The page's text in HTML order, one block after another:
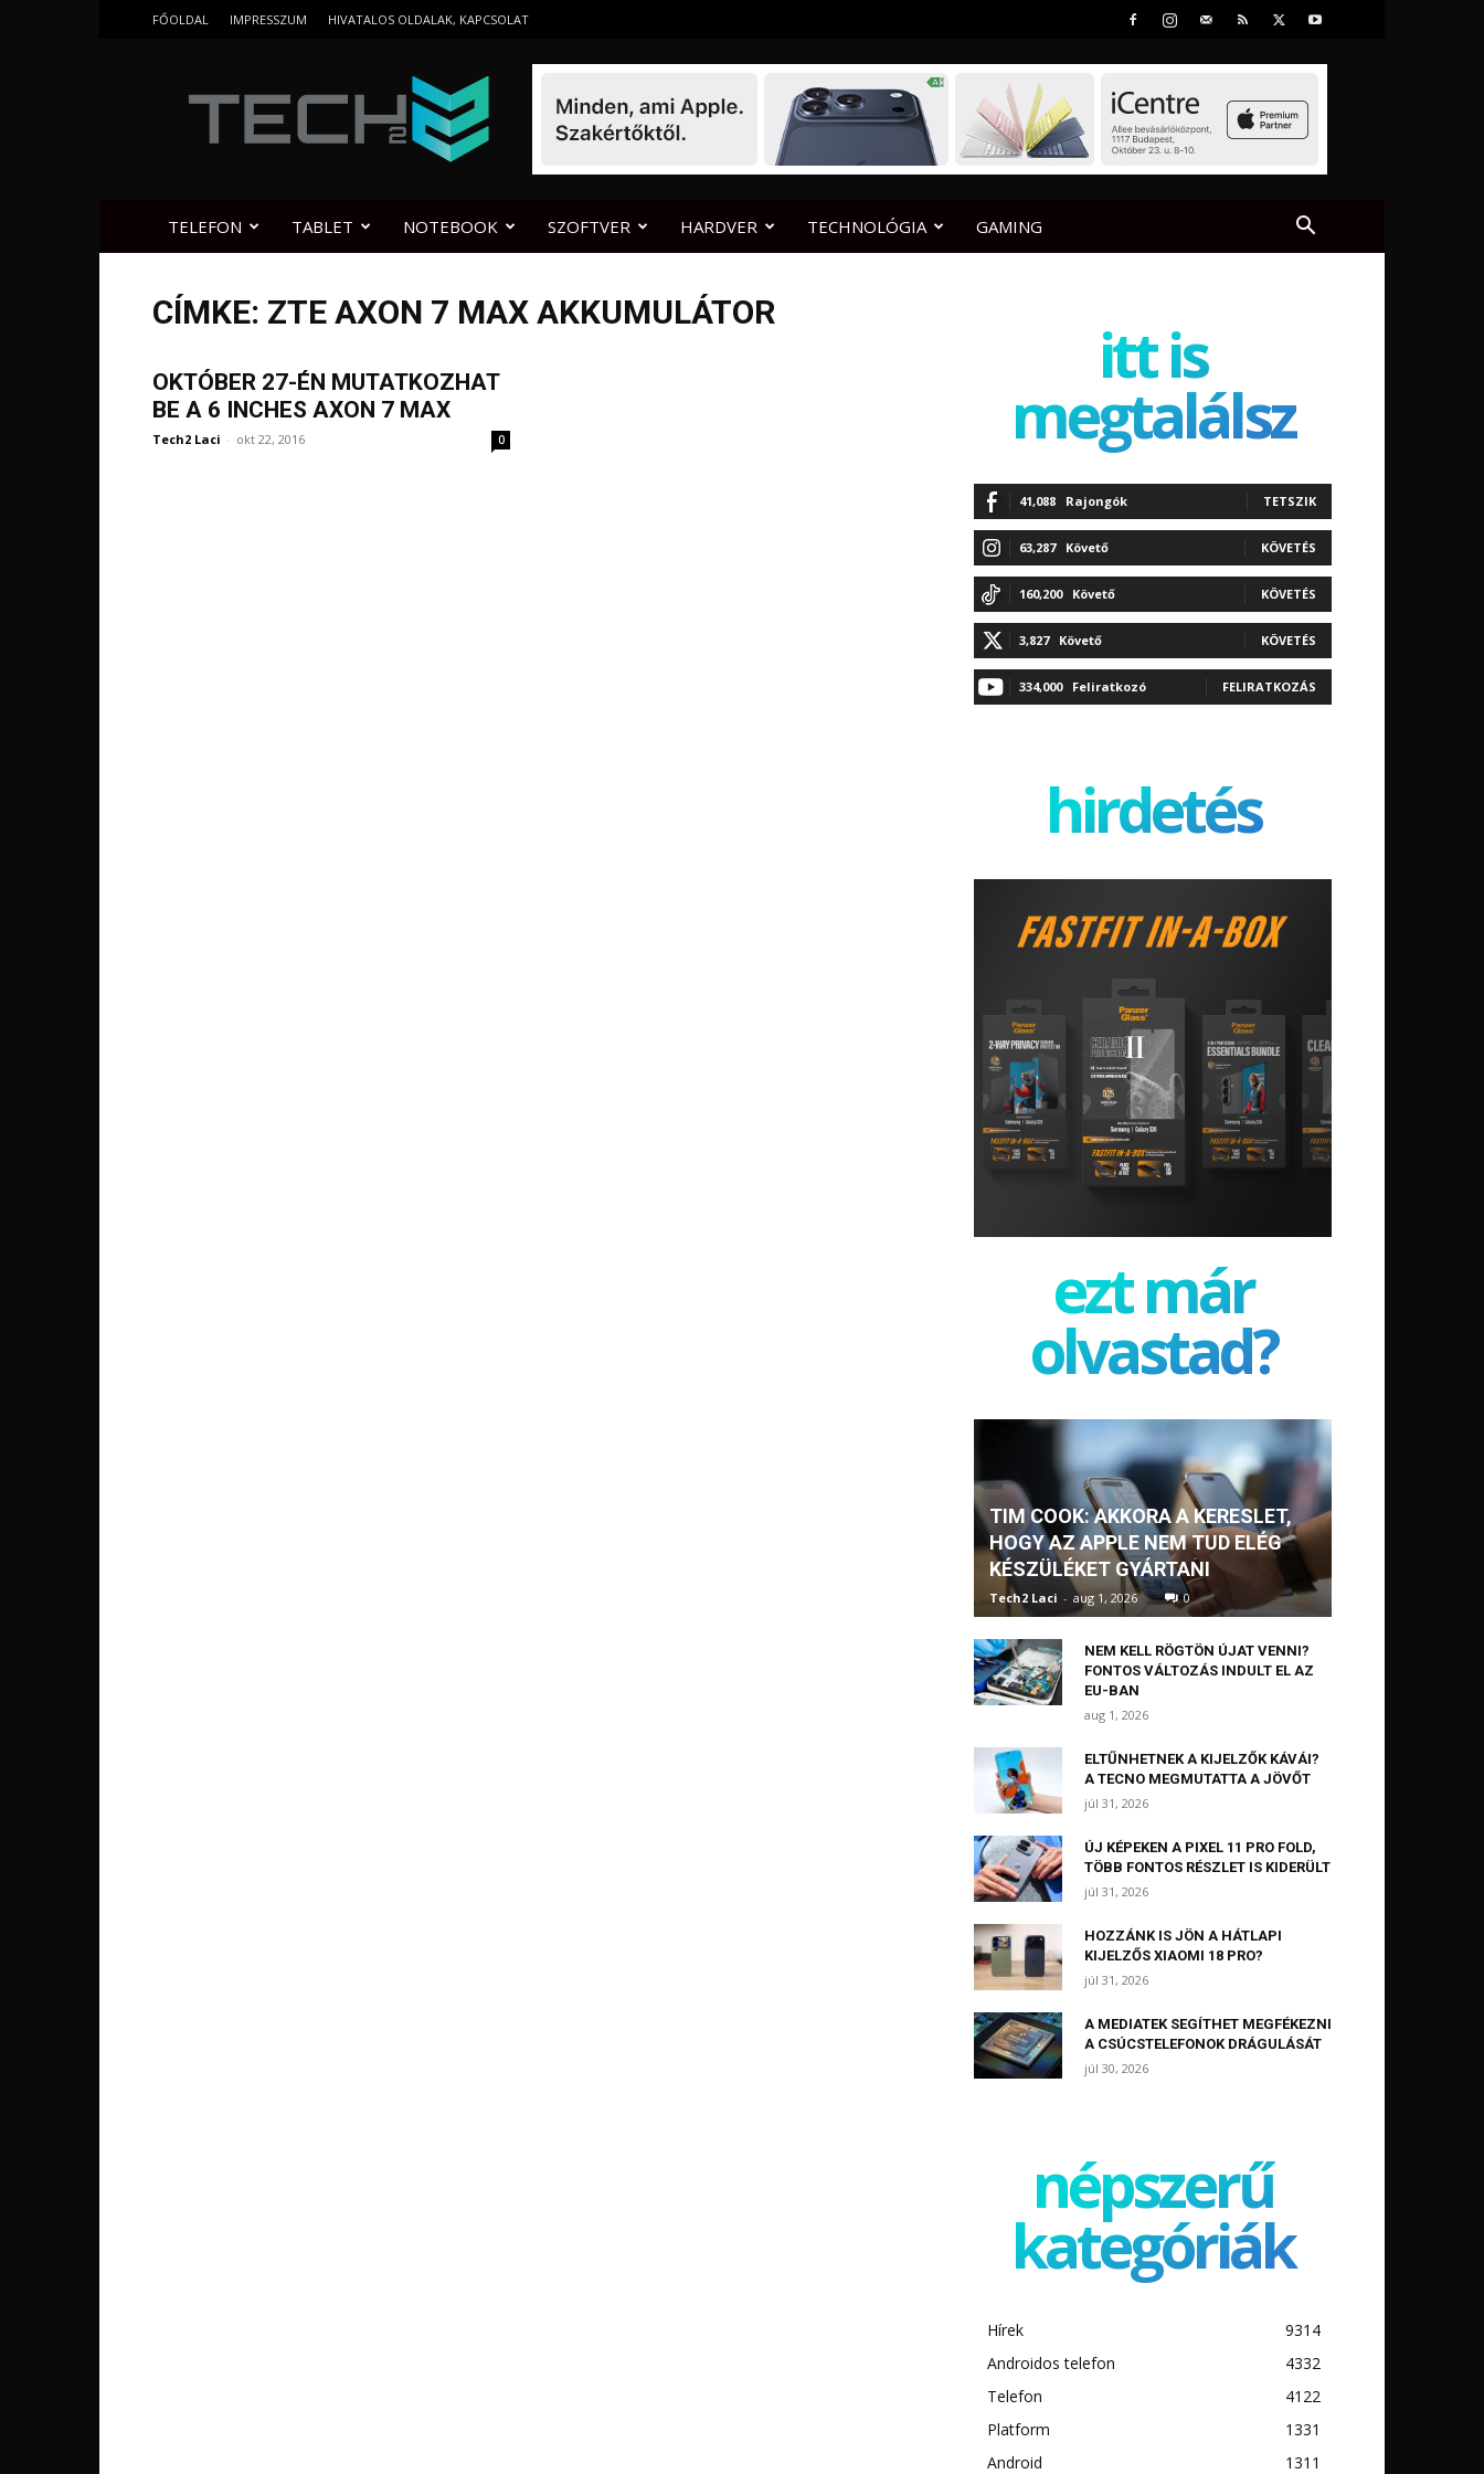
FŐOLDAL IMPRESSZUM HIVATALOS OLDALAK, KAPCSOLAT
TELEFON TABLET NOTEBOOK SZOFTVER HARDVER TECHNOLÓGIA GAMING
CÍMKE: ZTE AXON 7 MAX AKKUMULÁTOR
OKTÓBER 27-ÉN MUTATKOZHAT
BE A 6 INCHES AXON 7 MAX
Tech2 Laci - okt 22, 2016 0
itt is
megtalálsz
41,088 Rajongók TETSZIK
63,287 Követő KÖVETÉS
160,200 Követő KÖVETÉS
3,827 Követő KÖVETÉS
334,000 Feliratkozó FELIRATKOZÁS
hirdetés
ezt már
olvastad?
TIM COOK: AKKORA A KERESLET,
HOGY AZ APPLE NEM TUD ELÉG
KÉSZÜLÉKET GYÁRTANI
Tech2 Laci - aug 1, 2026 0
NEM KELL RÖGTÖN ÚJAT VENNI?
FONTOS VÁLTOZÁS INDULT EL AZ
EU-BAN
aug 1, 2026
ELTŰNHETNEK A KIJELZŐK KÁVÁI?
A TECNO MEGMUTATTA A JÖVŐT
júl 31, 2026
ÚJ KÉPEKEN A PIXEL 11 PRO FOLD,
TÖBB FONTOS RÉSZLET IS KIDERÜLT
júl 31, 2026
HOZZÁNK IS JÖN A HÁTLAPI
KIJELZŐS XIAOMI 18 PRO?
júl 31, 2026
A MEDIATEK SEGÍTHET MEGFÉKEZNI
A CSÚCSTELEFONOK DRÁGULÁSÁT
júl 30, 2026
népszerű
kategóriák
Hírek
9314
Androidos telefon
4332
Telefon
4122
Platform
1331
Android
1311